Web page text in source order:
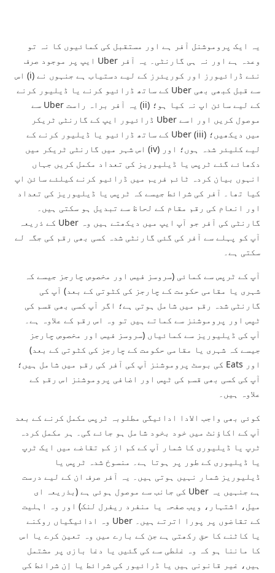
یہ ایک پروموشنل آفر ہے اور مستقبل کی کمائیوں کا نہ تو
وعدہ ہے اور نہ ہی گارنٹی۔ یہ آفر Uber ایپ پر موجود صرف
نئے ڈرائیورز اور کوریئرز کے لیے دستیاب ہے جنہوں نے (i) اس
سے قبل کبھی بھی Uber کے ساتھ ڈرائیو کرنے یا ڈیلیور کرنے
کے لیے سائن اپ نہ کیا ہو؛ (ii) یہ آفر براہ راست Uber سے
موصول کریں اور اسے Uber ڈرائیور ایپ کے گارنٹی ٹریکر
میں دیکھیں؛ (iii) Uber کے ساتھ ڈرائیو یا ڈیلیور کرنے کے
لیے کلیئر شدہ ہوں؛ اور (iv) اس شہر میں گارنٹی ٹریکر میں
دکھائے گئے ٹرپس یا ڈیلیوریز کی تعداد مکمل کریں جہاں
انہوں بیان کردہ ٹائم فریم میں ڈرائیو کرنے کیلئے سائن اپ
کیا تھا۔ آفر کی شرائط جیسے کہ ٹرپس یا ڈیلیوریز کی تعداد
اور انعام کی رقم مقام کے لحاظ سے تبدیل ہو سکتی ہیں۔
گارنٹی کی آفر جو آپ ایپ میں دیکھتے ہیں وہ Uber کے ذریعہ
آپ کو پہلے سے آفر کی گئی گارنٹی شدہ کسی بھی رقم کی جگہ لے
سکتی ہے۔
آپ کے ٹرپس سے کمائی (سروسز فیس اور مخصوص چارجز جیسے کہ
شہری یا مقامی حکومت کے چارجز کی کٹوتی کے بعد) آپ کی
گارنٹی شدہ رقم میں شامل ہوتی ہے؛ اگر آپ کسی بھی قسم کی
ٹپس اور پروموشنز سے کماتے ہیں تو وہ اس رقم کے علاوہ ہے۔
آپ کی ڈیلیوریز سے کمائیاں (سروسز فیس اور مخصوص چارجز
جیسے کہ شہری یا مقامی حکومت کے چارجز کی کٹوتی کے بعد)
اور Eats کی بوسٹ پروموشنز آپ کی آفر کی رقم میں شامل ہیں؛
آپ کی کسی بھی قسم کی ٹپس اور اضافی پروموشنز اس رقم کے
علاوہ ہیں۔
کوئی بھی واجب الادا ادائیگی مطلوبہ ٹرپس مکمل کرنے کے بعد
آپ کے اکاؤنٹ میں خود بخود شامل ہو جائے گی۔ ہر مکمل کردہ
ٹرپ یا ڈیلیوری کا شمار آپ کے کم از کم تقاضے میں ایک ٹرپ
یا ڈیلیوری کے طور پر ہوتا ہے۔ منسوخ شدہ ٹرپس یا
ڈیلیوریز شمار نہیں ہوتی ہیں۔ یہ آفر صرف ان کے لیے درست
ہے جنہیں یہ Uber کی جانب سے موصول ہوئی ہے (بذریعہ ای
میل، اشتہار، ویب صفحہ یا منفرد ریفرل لنک) اور وہ اہلیت
کے تقاضوں پر پورا اترتے ہیں۔ Uber وہ ادائیگیاں روکنے
یا کاٹنے کا حق رکھتی ہے جن کے بارے میں وہ تعین کرے یا اس
کا ماننا ہو کہ وہ غلطی سے کی گئیں یا دغا بازی پر مشتمل
ہیں، غیر قانونی ہیں یا ڈرائیور کی شرائط یا اِن شرائط کی